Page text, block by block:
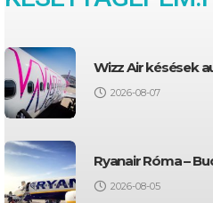
Wizz Air késések
2026-08-07
Ryanair Róma –
2026-08-05